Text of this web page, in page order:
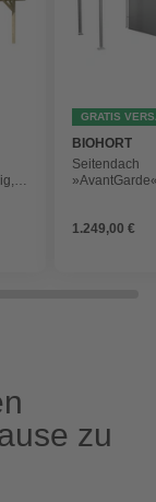
GRATIS
BIOHORT
Seitendach
1.249,00 €
zu